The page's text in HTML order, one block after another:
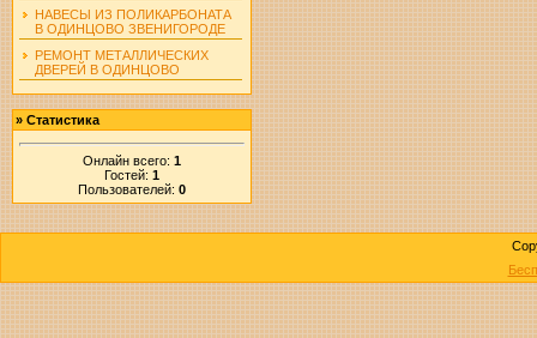
НАВЕСЫ ИЗ ПОЛИКАРБОНАТА
В ОДИНЦОВО ЗВЕНИГОРОДЕ
РЕМОНТ МЕТАЛЛИЧЕСКИХ
ДВЕРЕЙ В ОДИНЦОВО
» Статистика
Онлайн всего: 1
Гостей: 1
Пользователей: 0